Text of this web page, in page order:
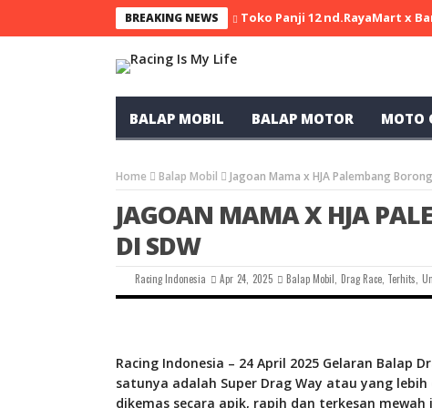
BREAKING NEWS Toko Panji 12 nd.RayaMart x
BALAP MOBIL BALAP MOTOR MOTO
Home Balap Mobil Jagoan Mama x HJA Palembang
JAGOAN MAMA X HJA
DI SDW
Racing Indonesia Apr 24, 2025 Balap Mobil Drag Race, Terhits ,
Racing Indonesia – 24 April 2025 Gelaran Balap
satunya adalah Super Drag Way atau yang
dikemas secara apik, rapih dan terkesan